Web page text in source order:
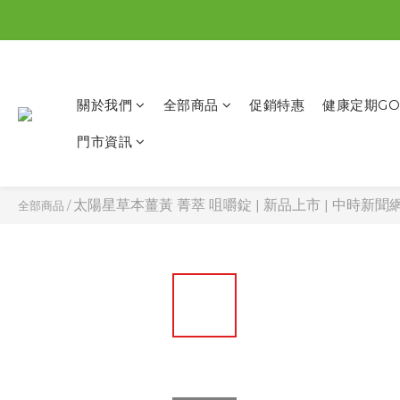
關於我們 全部商品 促銷特惠 健康定期GO
門市資訊
全部商品 /太陽星草本薑黃 菁萃 咀嚼錠 | 新品上市 | 中時新聞